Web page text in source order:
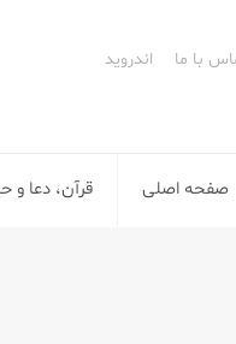
صفحه اصلی قرآن، دعا و
با ما اندروید